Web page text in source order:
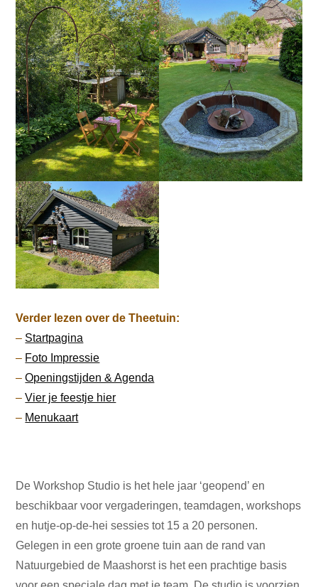
Verder lezen over de Theetuin:
– Startpagina
– Foto Impressie
–Openingstijden & Agenda
–Vier je feestje hier
– Menukaart
De Workshop Studio is het hele jaar ‘geopend’ en
beschikbaar voor vergaderingen, teamdagen, workshops
en hutje-op-de-hei sessies tot 15 a 20 personen.
Gelegen in een grote groene tuin aan de rand van
Natuurgebied de Maashorst is het een prachtige basis